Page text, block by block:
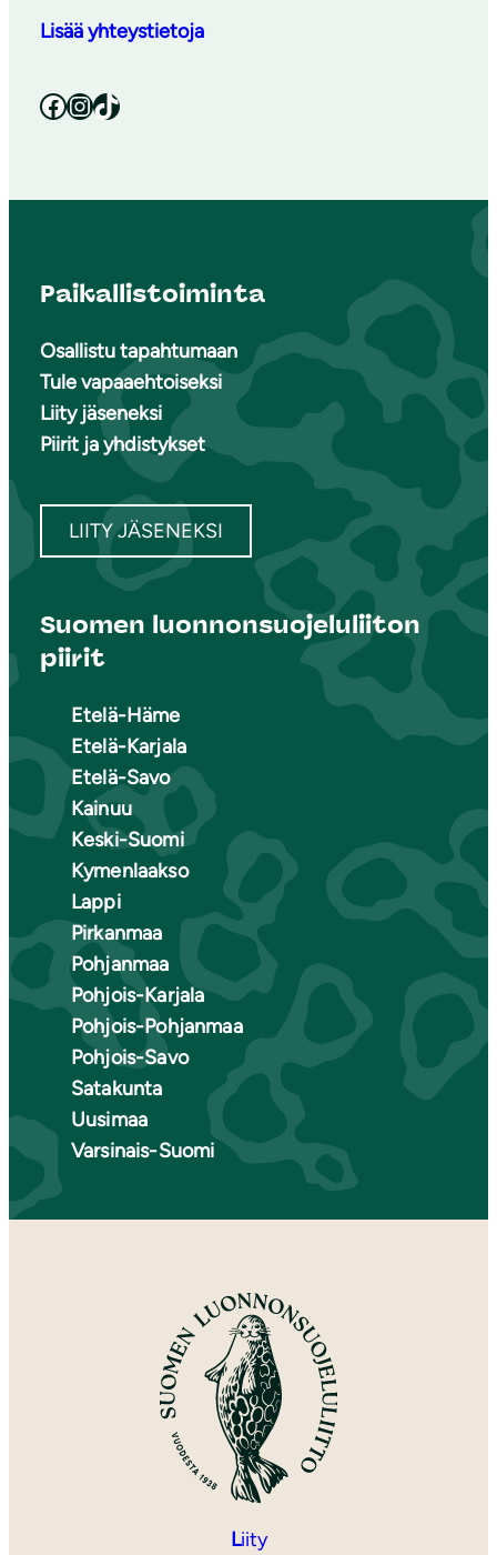
Lisää yhteystietoja
Facebook InstagramTikTok
Paikallistoiminta
Osallistu tapahtumaan
Tule vapaaehtoiseksi
Liity jäseneksi
Piirit ja yhdistykset
LIITY JÄSENEKSI
Suomen luonnonsuojeluliiton
piirit
Etelä-Häme
Etelä-Karjala
Etelä-Savo
Kainuu
Keski-Suomi
Kymenlaakso
Lappi
Pirkanmaa
Pohjanmaa
Pohjois-Karjala
Pohjois-Pohjanmaa
Pohjois-Savo
Satakunta
Uusimaa
Varsinais-Suomi
Liity